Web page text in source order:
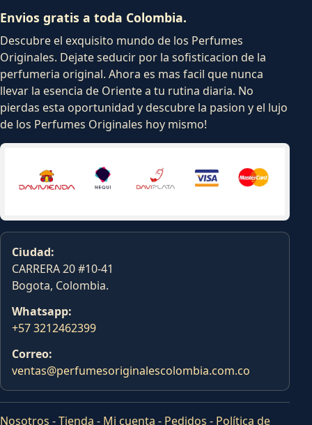
Envios gratis a toda Colombia.
Descubre el exquisito mundo de los Perfumes
Originales. Dejate seducir por la sofisticacion de la
perfumeria original. Ahora es mas facil que nunca
llevar la esencia de Oriente a tu rutina diaria. No
pierdas esta oportunidad y descubre la pasion y el lujo
de los Perfumes Originales hoy mismo!
Ciudad:
CARRERA 20 #10-41
Bogota, Colombia.
Whatsapp:
+57 3212462399
Correo:
ventas@perfumesoriginalescolombia.com.co
Nosotros -Tienda - Mi cuenta - Pedidos - Política de